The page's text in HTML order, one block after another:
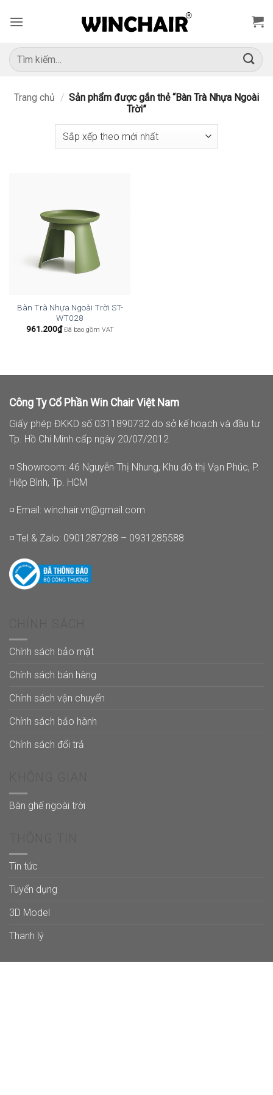
qua
dung
Tìm
kiếm:
Trang chủ / Sản phẩm được gắn thẻ “Bàn Trà Nhựa Ngoài
Trời”
Bàn Trà Nhựa Ngoài Trời ST-
WT028
961.200₫ Đã bao gồm VAT
Công Ty Cổ Phần Win Chair Việt Nam
Giấy phép ĐKKD số 0311890732 do sở kế hoạch và đầu tư
Tp. Hồ Chí Minh cấp ngày 20/07/2012
◽ Showroom: 46 Nguyễn Thị Nhung, Khu đô thị Vạn Phúc, P.
Hiệp Bình, Tp. HCM
◽ Email: winchair.vn@gmail.com
◽ Tel & Zalo: 0901287288 – 0931285588
Chính sách bảo mật
Chính sách bán hàng
Chính sách vận chuyển
Chính sách bảo hành
Chính sách đổi trả
Bàn ghế ngoài trời
Tin tức
Tuyển dụng
3D Model
Thanh lý